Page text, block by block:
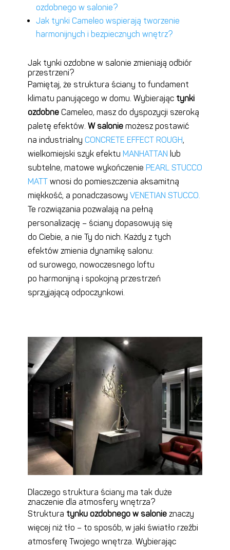
ozdobnego w salonie?
Jak tynki Cameleo wspierają tworzenie
harmonijnych i bezpiecznych wnętrz?
Jak tynki ozdobne w salonie zmieniają odbiór
przestrzeni?
Pamiętaj, że struktura ściany to fundament
klimatu panującego w domu. Wybierając tynki
ozdobne Cameleo, masz do dyspozycji szeroką
paletę efektów. W saloniemożesz postawić
na industrialny CONCRETE EFFECT ROUGH,
wielkomiejski szyk efektu MANHATTAN lub
subtelne, matowe wykończenie PEARL STUCCO
MATTwnosi do pomieszczenia aksamitną
miękkość, a ponadczasowy VENETIAN STUCCO.
Te rozwiązania pozwalają na pełną
personalizację – ściany dopasowują się
do Ciebie, a nie Ty do nich. Każdy z tych
efektów zmienia dynamikę salonu:
od surowego, nowoczesnego loftu
po harmonijną i spokojną przestrzeń
sprzyjającą odpoczynkowi.
Dlaczego struktura ściany ma tak duże
znaczenie dla atmosfery wnętrza?
Struktura tynku ozdobnego w salonieznaczy
więcej niż tło – to sposób, w jaki światło rzeźbi
atmosferę Twojego wnętrza. Wybierając